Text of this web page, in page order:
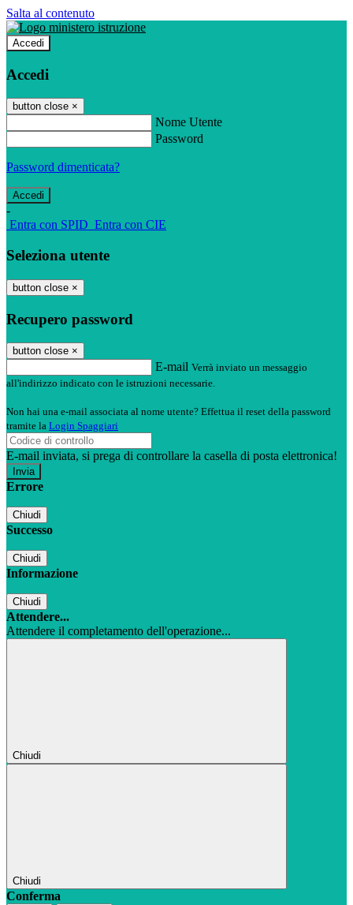
Salta al contenuto
Accedi
Accedi
button close ×
Nome Utente
Password
Password dimenticata?
-
Entra con SPID Entra con CIE
Seleziona utente
button close ×
Recupero password
button close ×
E-mail Verrà inviato un messaggio
all'indirizzo indicato con le istruzioni necessarie.
Non hai una e-mail associata al nome utente? Effettua il reset della password
tramite la Login Spaggiari
E-mail inviata, si prega di controllare la casella di posta elettronica!
Errore
Chiudi
Successo
Chiudi
Informazione
Chiudi
Attendere...
Attendere il completamento dell'operazione...
Chiudi
Chiudi
Conferma